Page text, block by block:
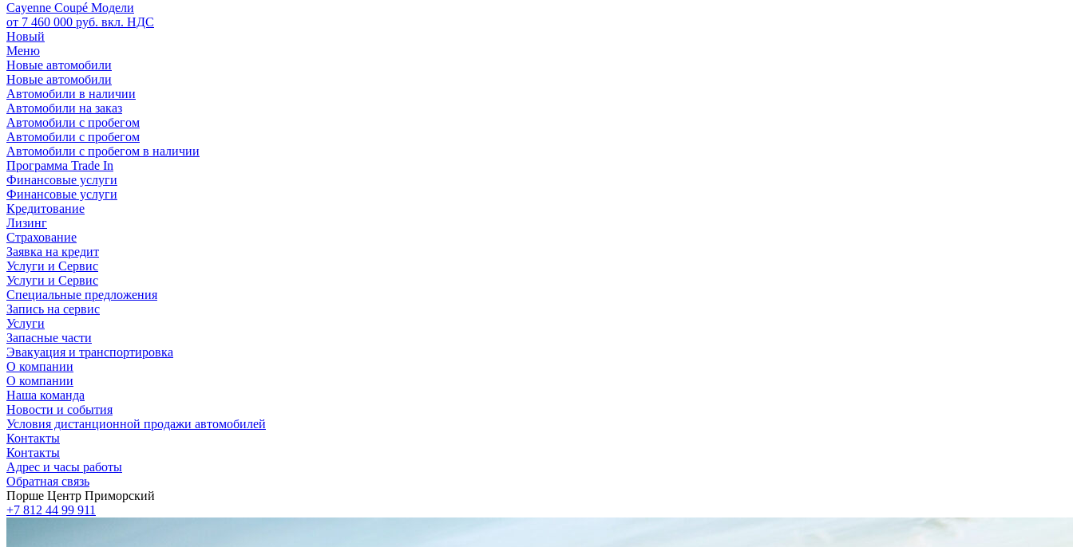
Cayenne Coupé Модели
от 7 460 000 руб. вкл. НДС
Новый
Меню
Новые автомобили
Новые автомобили
Автомобили в наличии
Автомобили на заказ
Автомобили с пробегом
Автомобили с пробегом
Автомобили с пробегом в наличии
Программа Trade In
Финансовые услуги
Финансовые услуги
Кредитование
Лизинг
Страхование
Заявка на кредит
Услуги и Сервис
Услуги и Сервис
Специальные предложения
Запись на сервис
Услуги
Запасные части
Эвакуация и транспортировка
О компании
О компании
Наша команда
Новости и события
Условия дистанционной продажи автомобилей
Контакты
Контакты
Адрес и часы работы
Обратная связь
Порше Центр Приморский
+7 812 44 99 911